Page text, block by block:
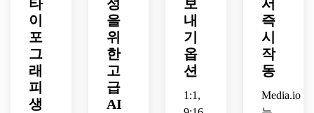
픽이
나 디
지털
표지
디자
인을
위해
에 적
합한
세련
된 구
성을
하여
타
이
포
그
래
피
생
성
을
위
한
고
급
AI
보
내
기
옵
션
1:1,
서
즉
시
작
동
Media.io